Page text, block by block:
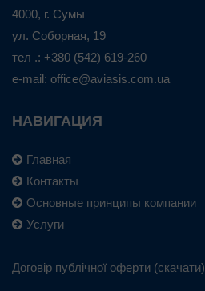
4000, г. Сумы
ул. Соборная, 19
тел .: +380 (542) 619-260
e-mail: office@aviasis.com.ua
НАВИГАЦИЯ
Главная
Контакты
Основные принципы компании
Услуги
Договір публічної оферти (скачати)